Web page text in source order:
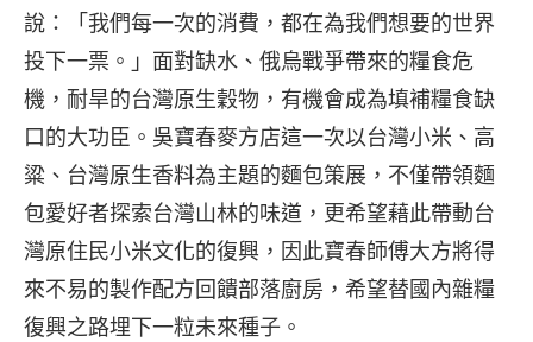
說：「我們每一次的消費，都在為我們想要的世界
投下一票。」面對缺水、俄烏戰爭帶來的糧食危
機，耐旱的台灣原生穀物，有機會成為填補糧食缺
口的大功臣。吳寶春麥方店這一次以台灣小米、高
粱、台灣原生香料為主題的麵包策展，不僅帶領麵
包愛好者探索台灣山林的味道，更希望藉此帶動台
灣原住民小米文化的復興，因此寶春師傅大方將得
來不易的製作配方回饋部落廚房，希望替國內雜糧
復興之路埋下一粒未來種子。